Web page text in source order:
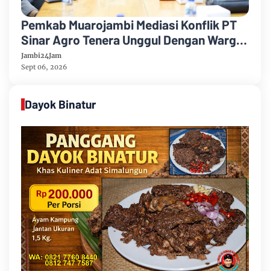
Pemkab Muarojambi Mediasi Konflik PT
Sinar Agro Tenera Unggul Dengan Warga
Sipin Teluk Duren
Jambi24Jam
Sept 06, 2026
Dayok Binatur